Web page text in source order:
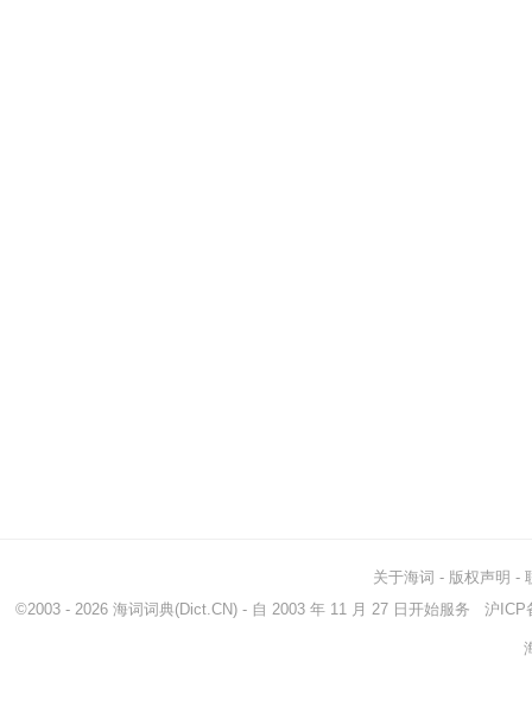
关于海词 - 版权声明 -
©2003 - 2026 海词词典(Dict.CN) - 自 2003 年 11 月 27 日开始服务 沪ICP